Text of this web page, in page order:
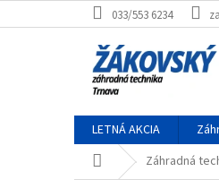
033/553 6234
LETNÁ AKCIA
Domov Záhradná